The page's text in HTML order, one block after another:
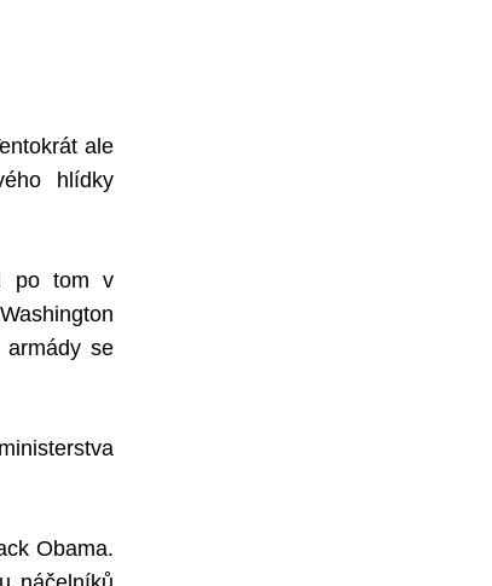
ale
hlídky
po tom v
Washington
armády se
Obama.